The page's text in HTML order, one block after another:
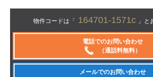
物件コードは「 164701-1571c 」と
電話でのお問い合わせ
（通話料無料）
メールでのお問い合わせ